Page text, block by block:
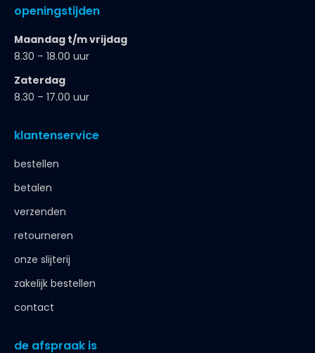
openingstijden
Maandag t/m vrijdag
8.30 – 18.00 uur
Zaterdag
8.30 – 17.00 uur
klantenservice
bestellen
betalen
verzenden
retourneren
onze slijterij
zakelijk bestellen
contact
de afspraak is